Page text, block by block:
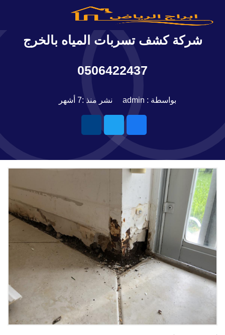
شركة كشف تسربات المياه بالخرج
0506422437
بواسطة : admin نشر منذ :7 أشهر